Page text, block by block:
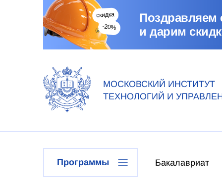
Поздравляем
и дарим
МОСКОВСКИЙ ИНСТИТУТ
ТЕХНОЛОГИЙ И
Программы Бакалавриат